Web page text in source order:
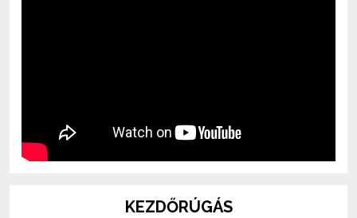
KEZDŐRÚGÁS